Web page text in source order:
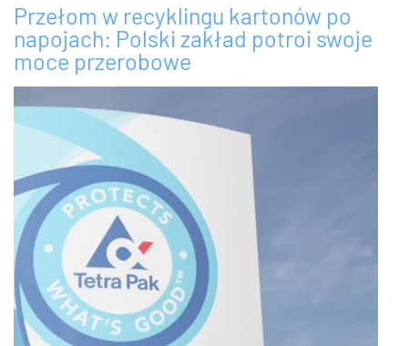
Przełom w recyklingu kartonów po
napojach: Polski zakład potroi swoje
moce przerobowe